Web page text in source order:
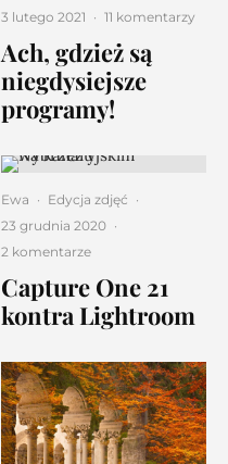
3 lutego 2021 · 11 komentarzy
Ach, gdzież są
niegdysiejsze
programy!
Ewa · Edycja zdjęć ·
23 grudnia 2020 ·
2 komentarze
Capture One 21
kontra Lightroom